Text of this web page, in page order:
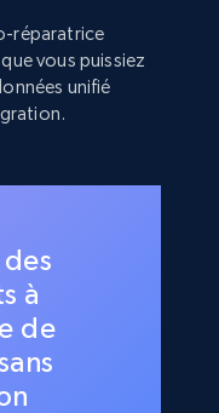
réparatrice
vous puissiez
unifié
à
de